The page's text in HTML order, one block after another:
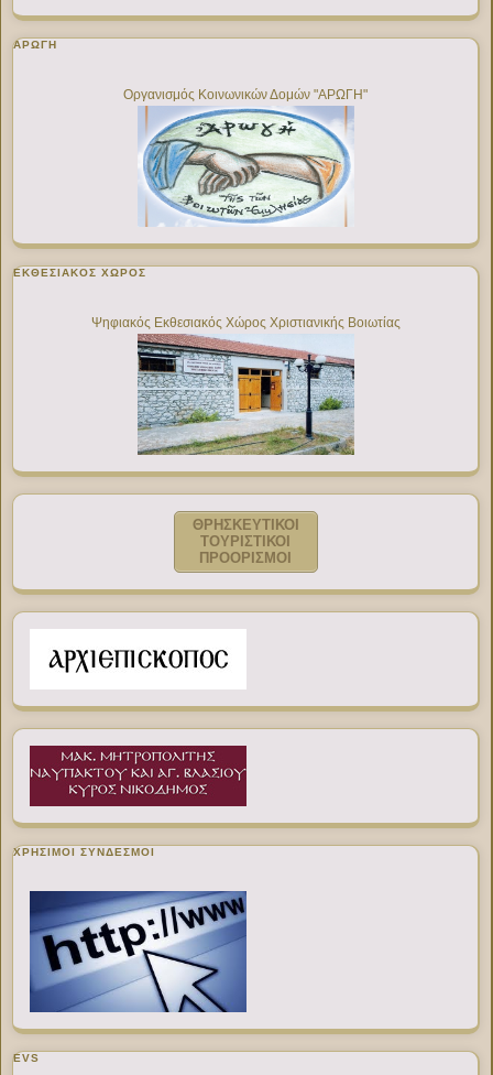
ΑΡΩΓΗ
Οργανισμός Κοινωνικών Δομών "ΑΡΩΓΗ"
ΕΚΘΕΣΙΑΚΌΣ ΧΏΡΟΣ
Ψηφιακός Εκθεσιακός Χώρος Χριστιανικής Βοιωτίας
ΘΡΗΣΚΕΥΤΙΚΟΙ
ΤΟΥΡΙΣΤΙΚΟΙ
ΠΡΟΟΡΙΣΜΟΙ
ΧΡΉΣΙΜΟΙ ΣΎΝΔΕΣΜΟΙ
EVS